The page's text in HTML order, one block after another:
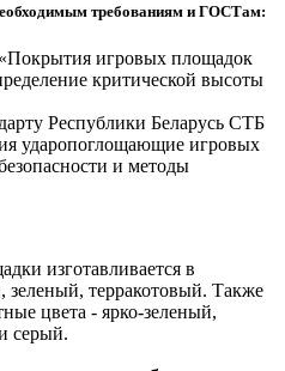
требованиям и ГОСТам:
игровых площадок
критической высоты
Республики Беларусь СТБ
ударопоглощающие игровых
и методы
изготавливается в
зеленый, терракотовый. Также
цвета - ярко-зеленый,
серый.